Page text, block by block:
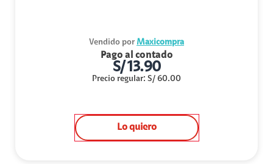
Vendido por Maxicompra
Pago al contado
S/13.90
Precio regular: S/ 60.00
Lo quiero